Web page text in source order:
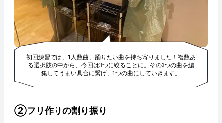
初回練習では、1人数曲、踊りたい曲を持ち寄りました！複数あ
る選択肢の中から、今回は3つに絞ることに。その3つの曲を編
集してうまい具合に繋げ、1つの曲にしていきます。
②フリ作りの割り振り